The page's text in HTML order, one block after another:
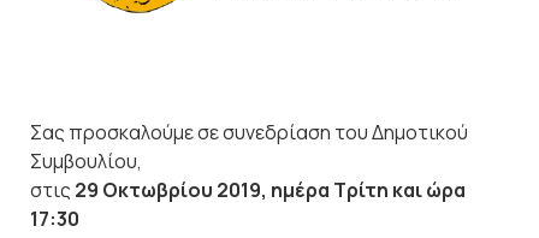
Σας προσκαλούμε σε συνεδρίαση του Δημοτικού
Συμβουλίου,
στις 29 Οκτωβρίου 2019, ημέρα Τρίτη και ώρα
17:30